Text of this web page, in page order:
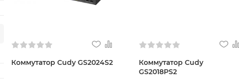
Коммутатор Cudy GS2024S2
Коммутатор Cudy
GS2018PS2